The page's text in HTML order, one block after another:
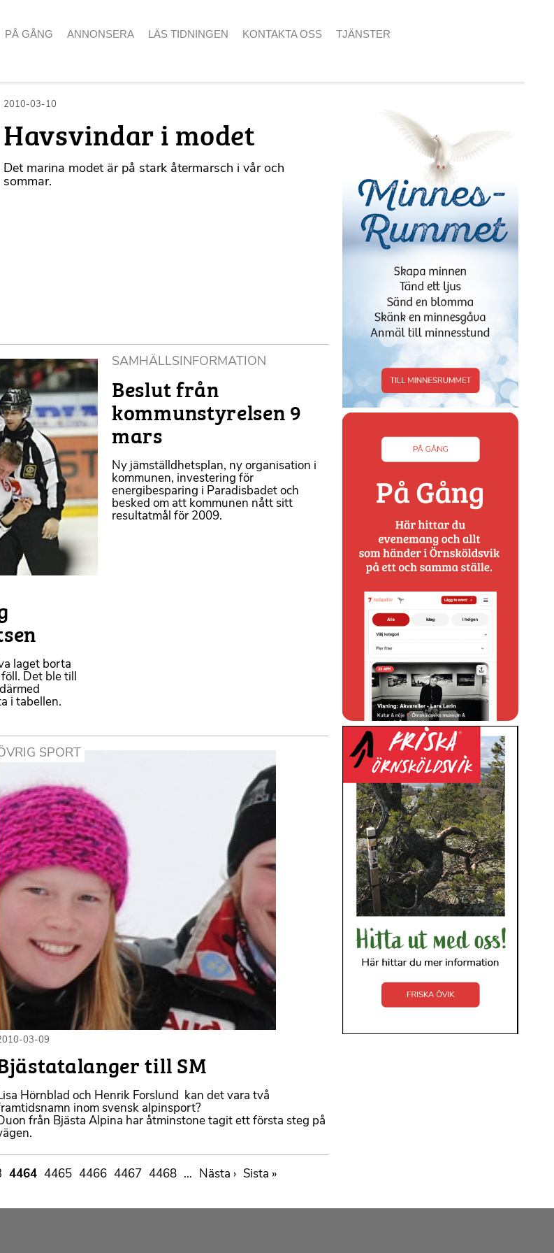
PÅ GÅNG ANNONSERA LÄS TIDNINGEN KONTAKTA OSS TJÄNSTER
2010-03-10
Havsvindar i modet
Det marina modet är på stark återmarsch i vår och
sommar.
laget borta
Det ble till
i tabellen.
SAMHÄLLSINFORMATION
2010-03-09
Beslut från
kommunstyrelsen 9
mars
Ny jämställdhetsplan, ny organisation i
kommunen, investering för
energibesparing i Paradisbadet och
besked om att kommunen nått sitt
resultatmål för 2009.
SPORT
03-09
till SM
Hörnblad och Henrik Forslund  kan det vara två
inom svensk alpinsport?
från Bjästa Alpina har åtminstone tagit ett första steg på
Sida
4464 Sida
4465 Sida
4466 Sida
4467 Sida
4468 …
Nästa
Nästa ›
Sista
Sista »